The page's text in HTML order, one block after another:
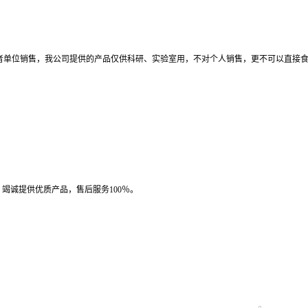
位销售，我公司提供的产品仅供科研、实验室用，不对个人销售，更不可以直接
诚提供优质产品，售后服务100％。